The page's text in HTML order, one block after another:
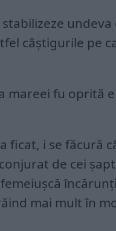
câştigurile pe
mareei fu oprită
ficat, i se făcură
de cei
mai mult în